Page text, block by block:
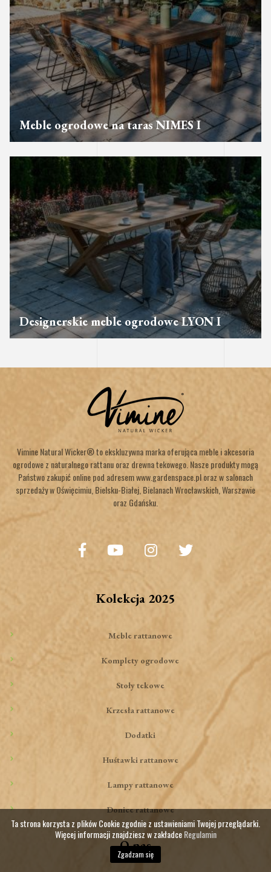
Meble ogrodowe na taras NIMES I
Designerskie meble ogrodowe LYON I
Vimine Natural Wicker® to ekskluzywna marka oferująca meble i akcesoria
ogrodowe z naturalnego rattanu oraz drewna tekowego. Nasze produkty mogą
Państwo zakupić online pod adresem www.gardenspace.pl oraz w salonach
sprzedaży w Oświęcimiu, Bielsku-Białej, Bielanach Wrocławskich, Warszawie
oraz Gdańsku.
Kolekcja 2025
Meble rattanowe
Komplety ogrodowe
Stoły tekowe
Krzesła rattanowe
Dodatki
Huśtawki rattanowe
Lampy rattanowe
Donice rattanowe
O nas
Ta strona korzysta z plików Cookie zgodnie z ustawieniami Twojej przeglądarki.
Więcej informacji znajdziesz w zakładceRegulamin
Zgadzam się